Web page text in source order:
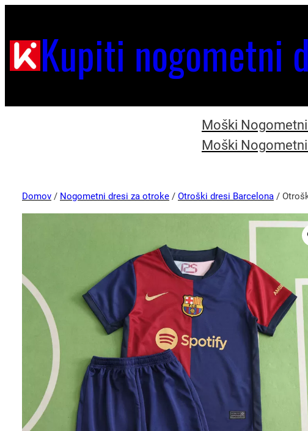
Kupiti nogometni
Moški
Moški
Domov / Nogometni dresi za otroke / Otroški dresi Barcelona /